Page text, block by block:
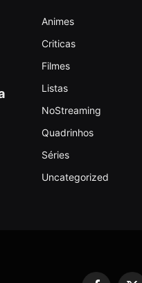
Animes
Criticas
Filmes
Listas
NoStreaming
Quadrinhos
Séries
Uncategorized